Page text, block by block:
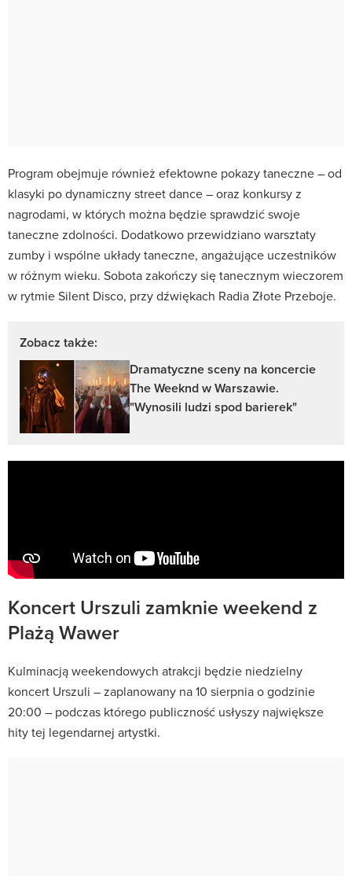
Program obejmuje również efektowne pokazy taneczne – od
klasyki po dynamiczny street dance – oraz konkursy z
nagrodami, w których można będzie sprawdzić swoje
taneczne zdolności. Dodatkowo przewidziano warsztaty
zumby i wspólne układy taneczne, angażujące uczestników
w różnym wieku. Sobota zakończy się tanecznym wieczorem
w rytmie Silent Disco, przy dźwiękach Radia Złote Przeboje.
Zobacz także:
Dramatyczne sceny na koncercie
The Weeknd w Warszawie.
"Wynosili ludzi spod barierek"
Koncert Urszuli zamknie weekend z
Plażą Wawer
Kulminacją weekendowych atrakcji będzie niedzielny
koncert Urszuli – zaplanowany na 10 sierpnia o godzinie
20:00 – podczas którego publiczność usłyszy największe
hity tej legendarnej artystki.